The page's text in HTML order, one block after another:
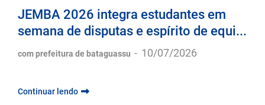
JEMBA 2026 integra estudantes em
semana de disputas e espírito de equi...
com prefeitura de bataguassu - 10/07/2026
Continuar lendo